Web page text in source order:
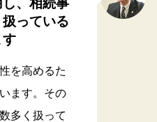
っている
す
を高めるた
ます。その
多く扱って